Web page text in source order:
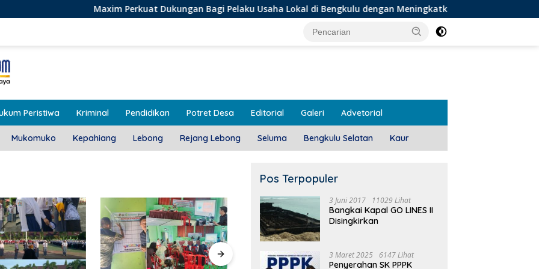
Maxim Perkuat Dukungan Bagi Pelaku Usaha Lokal di Bengkulu dengan Meningkatkan Ruang Publik dan Kebersihan
Peristiwa Kriminal Pendidikan Potret Desa Editorial Galeri Advetorial
Mukomuko Kepahiang Lebong Rejang Lebong Seluma Bengkulu Selatan Kaur
Pos Terpopuler
3 Juni 2017 11029 Lihat
Bangkai Kapal GO LINES II
Disingkirkan
3 Maret 2025 6147 Lihat
Penyerahan SK PPPK